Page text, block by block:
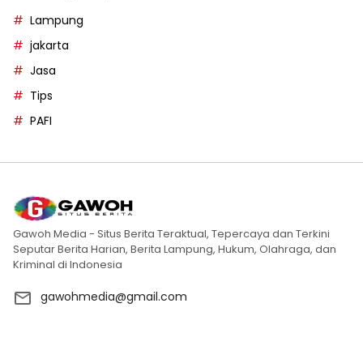
Lampung
jakarta
Jasa
Tips
PAFI
Gawoh Media - Situs Berita Teraktual, Tepercaya dan Terkini
Seputar Berita Harian, Berita Lampung, Hukum, Olahraga, dan
Kriminal di Indonesia
gawohmedia@gmail.com